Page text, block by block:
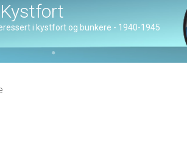
Kystfort
i kystfort og bunkere - 1940-1945